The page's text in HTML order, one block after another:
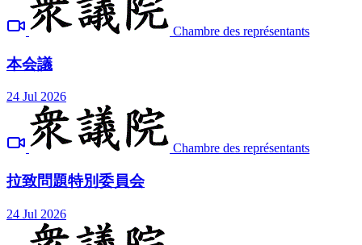
Chambre des représentants
本会議
24 Jul 2026
Chambre des représentants
拉致問題特別委員会
24 Jul 2026